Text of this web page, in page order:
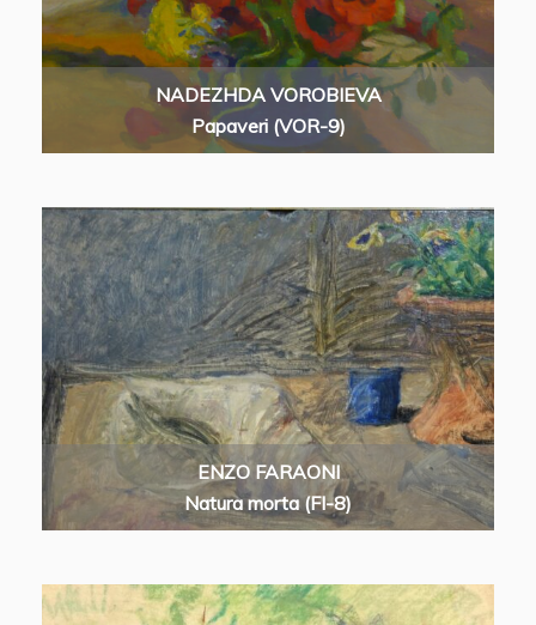
NADEZHDA VOROBIEVA
Papaveri (VOR-9)
ENZO FARAONI
Natura morta (FI-8)